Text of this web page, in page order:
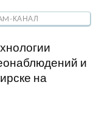
КАНАЛ
и
на